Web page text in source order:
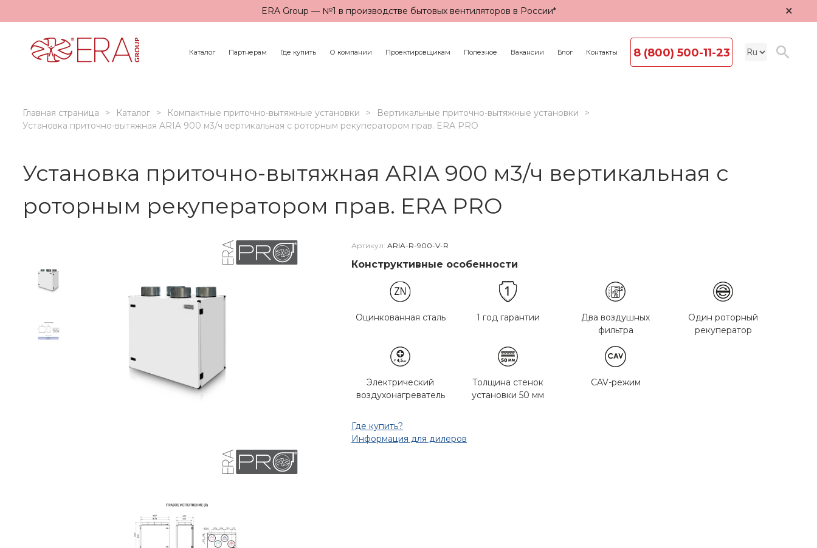
ERA Group — №1 в производстве бытовых вентиляторов в России* ×
Каталог Партнерам Где купить О компании Проектировщикам Полезное Вакансии Блог Контакты 8 (800) 500-11-23
Главная страница Каталог Компактные приточно-вытяжные установки
Вертикальные приточно-вытяжные установки
Установка приточно-вытяжная ARIA 900 м3/ч вертикальная с роторным рекуператором прав. ERA PRO
Установка приточно-вытяжная ARIA 900 м3/ч вертикальная с
роторным рекуператором прав. ERA PRO
Артикул: ARIA-R-900-V-R
Конструктивные особенности
Оцинкованная сталь 1 год гарантии
Два воздушных
фильтра
Один роторный
рекуператор
Электрический
воздухонагреватель
Толщина стенок
установки 50 мм
CAV-режим
Где купить?
Информация для дилеров